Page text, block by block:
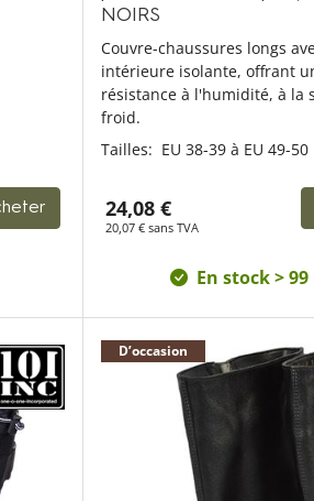
NOIRS
Couvre-chaussures longs
intérieure isolante, offrant
résistance à l'humidité, à la
froid.
Tailles: EU 38-39 à EU 49-50
24,08 €
20,07 € sans TVA
En stock >
D’occasion